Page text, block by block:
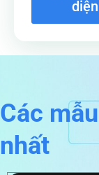
diện
Các
nhất